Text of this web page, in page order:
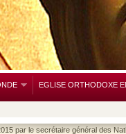
EGLISE ORTHODOXE
par le secrétaire général des